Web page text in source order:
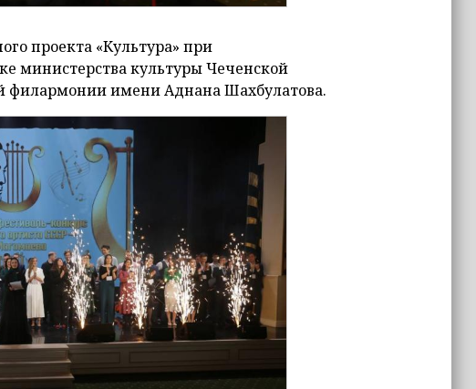
проекта «Культура» при
министерства культуры Чеченской
филармонии имени Аднана Шахбулатова.